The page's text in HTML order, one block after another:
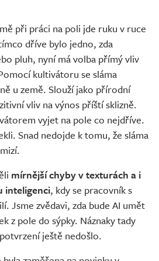
při práci na poli jde ruku v ruce
dříve bylo jedno, zda
pluh, nyní má volba přímý vliv
kultivátoru se sláma
u země. Slouží jako přírodní
vliv na výnos příští sklizně.
vyjet na pole co nejdříve.
Snad nedojde k tomu, že sláma
mírnější chyby v texturách a i
inteligenci, kdy se pracovník s
Jsme zvědavi, zda bude AI umět
z pole do sýpky. Náznaky tady
ještě nedošlo.